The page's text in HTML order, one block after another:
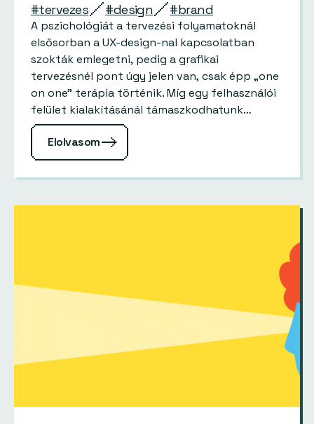
#tervezes #design #brand
A pszichológiát a tervezési folyamatoknál
elsősorban a UX-design-nal kapcsolatban
szokták emlegetni, pedig a grafikai
tervezésnél pont úgy jelen van, csak épp „one
on one” terápia történik. Míg egy felhasználói
felület kialakításánál támaszkodhatunk
célcsoportokra, kutatásokra, tesztekre, addig
a grafikai tervezés mögött nem áll…
Elolvasom